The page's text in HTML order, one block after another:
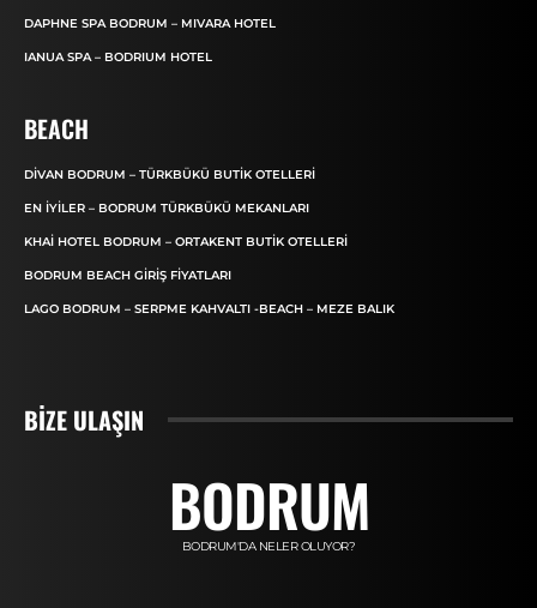
DAPHNE SPA BODRUM – MIVARA HOTEL
IANUA SPA – BODRIUM HOTEL
BEACH
DIVAN BODRUM – TÜRKBÜKÜ BUTIK OTELLERI
EN İYILER – BODRUM TÜRKBÜKÜ MEKANLARI
KHAI HOTEL BODRUM – ORTAKENT BUTIK OTELLERI
BODRUM BEACH GIRIŞ FIYATLARI
LAGO BODRUM – SERPME KAHVALTI -BEACH – MEZE BALIK
BIZE ULAŞIN
BODRUM
BODRUM'DA NELER OLUYOR?